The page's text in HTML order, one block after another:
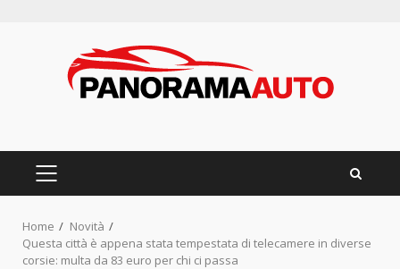
PRIMARY
Home
Novità
Questa città è appena stata tempestata di telecamere in diverse
corsie: multa da 83 euro per chi ci passa